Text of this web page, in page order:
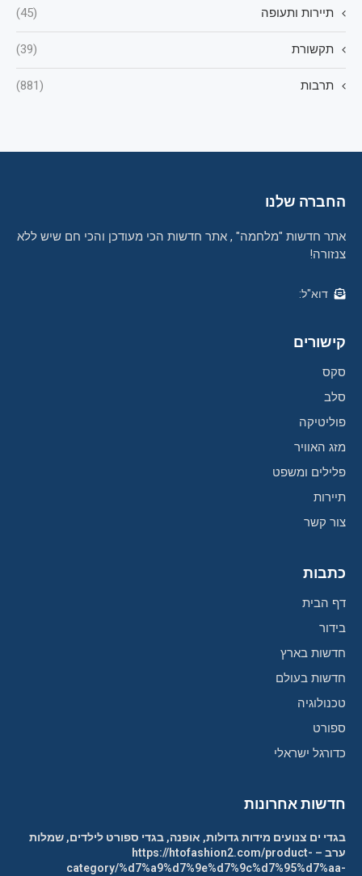
תיירות ותעופה (45)
תקשורת (39)
תרבות (881)
החברה שלנו
אתר חדשות "מלחמה" , אתר חדשות הכי מעודכן והכי חם שיש ללא
צנזורה!
דוא"ל:
קישורים
סקס
סלב
פוליטיקה
מזג האוויר
פלילים ומשפט
תיירות
צור קשר
כתבות
דף הבית
בידור
חדשות בארץ
חדשות בעולם
טכנולוגיה
ספורט
כדורגל ישראלי
חדשות אחרונות
בגדי ים צנועים מידות גדולות, אופנה, בגדי ספורט לילדים, שמלות
ערב – https://htofashion2.com/product-
category/%d7%a9%d7%9e%d7%9c%d7%95%d7%aa-